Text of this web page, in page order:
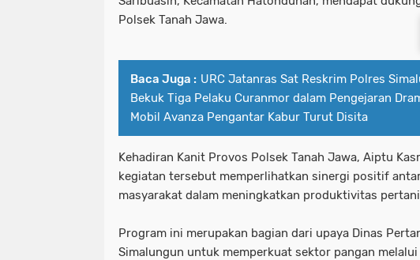
Polsek Tanah Jawa.
Baca Juga : URC Jatanras Sat Reskrim Polres
Bekuk Tiga Pelaku Curanmor dalam Pengejaran
Mobil Avanza Pengantar Kabur Turut Disita
Kehadiran Kanit Provos Polsek Tanah Jawa, Aiptu
kegiatan tersebut memperlihatkan sinergi positif
masyarakat dalam meningkatkan produktivitas
Program ini merupakan bagian dari upaya Dinas
Simalungun untuk memperkuat sektor pangan